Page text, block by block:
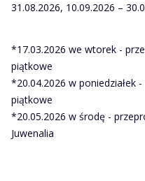
31.08.2026, 10.09.2026 –
*17.03.2026 we wtorek -
piątkowe
*20.04.2026 w poniedziałek
piątkowe
*20.05.2026 w środę -
Juwenalia